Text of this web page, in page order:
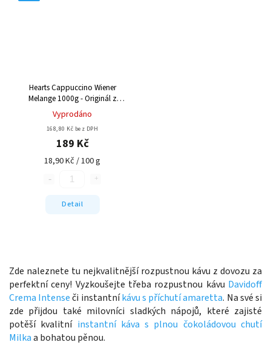
Hearts Cappuccino Wiener
Melange 1000g - Originál z
Německa
Vyprodáno
168,80 Kč bez DPH
189 Kč
18,90 Kč / 100 g
Detail
Zde naleznete tu nejkvalitnější rozpustnou kávu z dovozu za
perfektní ceny! Vyzkoušejte třeba rozpustnou kávu Davidoff
Crema Intenseči instantníkávu s příchutí amaretta. Na své si
zde přijdou také milovníci sladkých nápojů, které zajisté
potěší kvalitní instantní káva s plnou čokoládovou chutí
Milkaa bohatou pěnou.